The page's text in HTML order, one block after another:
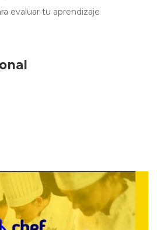
evaluar tu aprendizaje